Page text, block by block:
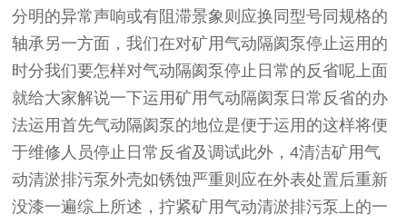
分明的异常声响或有阻滞景象则应换同型号同规格的
轴承另一方面，我们在对矿用气动隔阂泵停止运用的
时分我们要怎样对气动隔阂泵停止日常的反省呢上面
就给大家解说一下运用矿用气动隔阂泵日常反省的办
法运用首先气动隔阂泵的地位是便于运用的这样将便
于维修人员停止日常反省及调试此外，4清洁矿用气
动清淤排污泵外壳如锈蚀严重则应在外表处置后重新
没漆一遍综上所述，拧紧矿用气动清淤排污泵上的一